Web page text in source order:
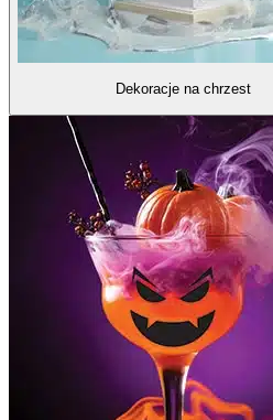
Dekoracje na chrzest